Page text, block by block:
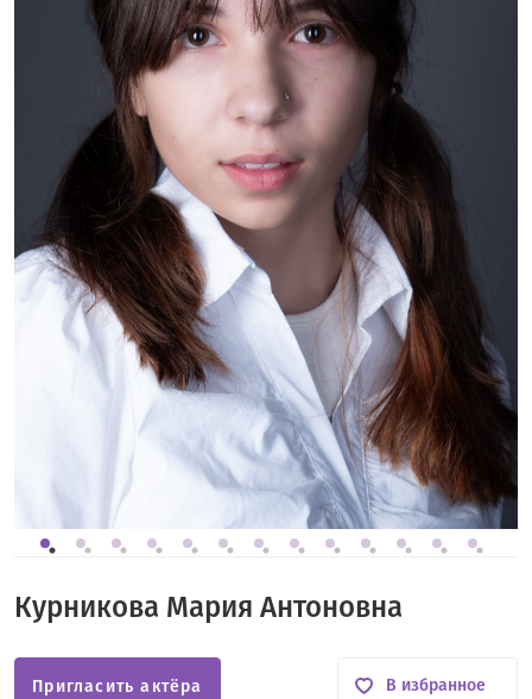
Курникова Мария Антоновна
Пригласить актёра В избранное